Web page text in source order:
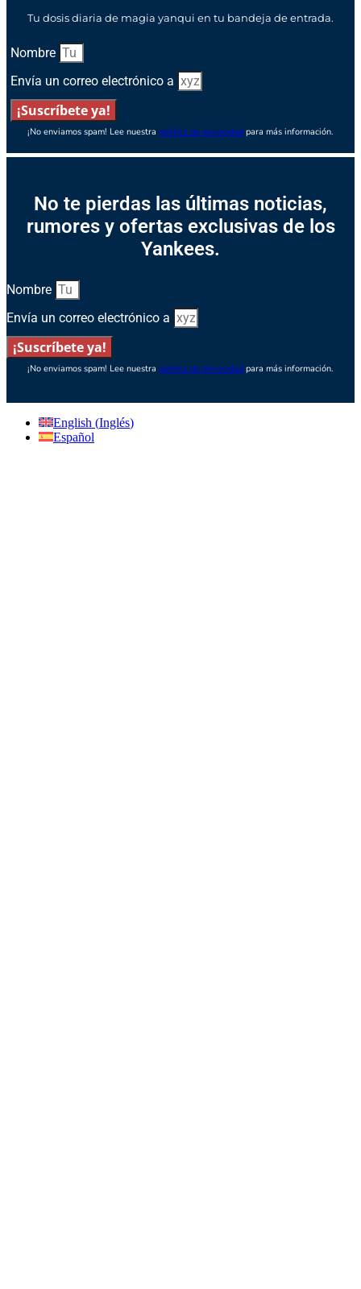
Tu dosis diaria de magia yanqui en tu bandeja de entrada.
Nombre
Envía un correo electrónico a
¡Suscríbete ya!
¡No enviamos spam! Lee nuestra política de privacidad para más información.
No te pierdas las últimas noticias,
rumores y ofertas exclusivas de los
Yankees.
Nombre
Envía un correo electrónico a
¡Suscríbete ya!
¡No enviamos spam! Lee nuestra política de privacidad para más información.
English (Inglés)
Español